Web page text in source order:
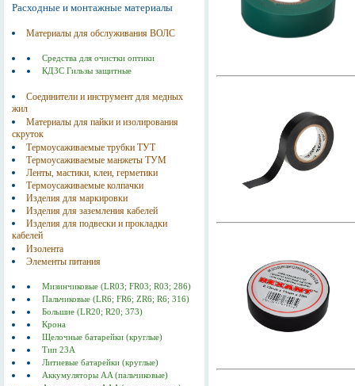
Расходные и монтажные материалы
Материалы для обслуживания ВОЛС
Средства для очистки оптики
КДЗС Гильзы защитные
Соединители и инструмент для медных
жил
Материалы для пайки и изолирования
скруток
Термоусаживаемые трубки ТУТ
Термоусаживаемые манжеты ТУМ
Ленты, мастики, клеи, герметики
Термоусаживаемые колпачки
Изделия для маркировки
Изделия для заземления кабелей
Изделия для подвески и прокладки
кабелей
Изолента
Элементы питания
Мизинчиковые (LR03; FR03; R03; 286)
Пальчиковые (LR6; FR6; ZR6; R6; 316)
Большие (LR20; R20; 373)
Крона
Щелочные батарейки (круглые)
Тип 23А
Литиевые батарейки (круглые)
Аккумуляторы AA (пальчиковые)